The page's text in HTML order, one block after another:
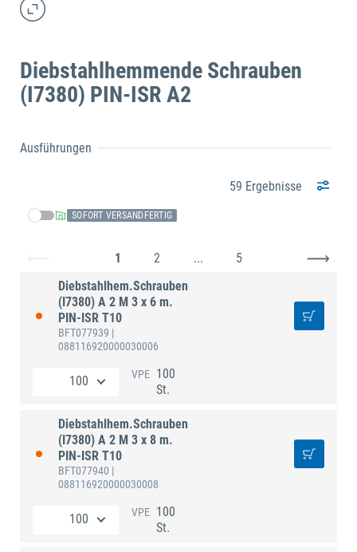
Diebstahlhemmende Schrauben
(I7380) PIN-ISR A2
Ausführungen
59 Ergebnisse
SOFORT VERSANDFERTIG
1 2 ...
5
Diebstahlhem.Schrauben
(I7380) A 2 M 3 x 6 m.
PIN-ISR T10
BFT077939 |
088116920000030006
VPE 100
St.
Diebstahlhem.Schrauben
(I7380) A 2 M 3 x 8 m.
PIN-ISR T10
BFT077940 |
088116920000030008
VPE 100
St.